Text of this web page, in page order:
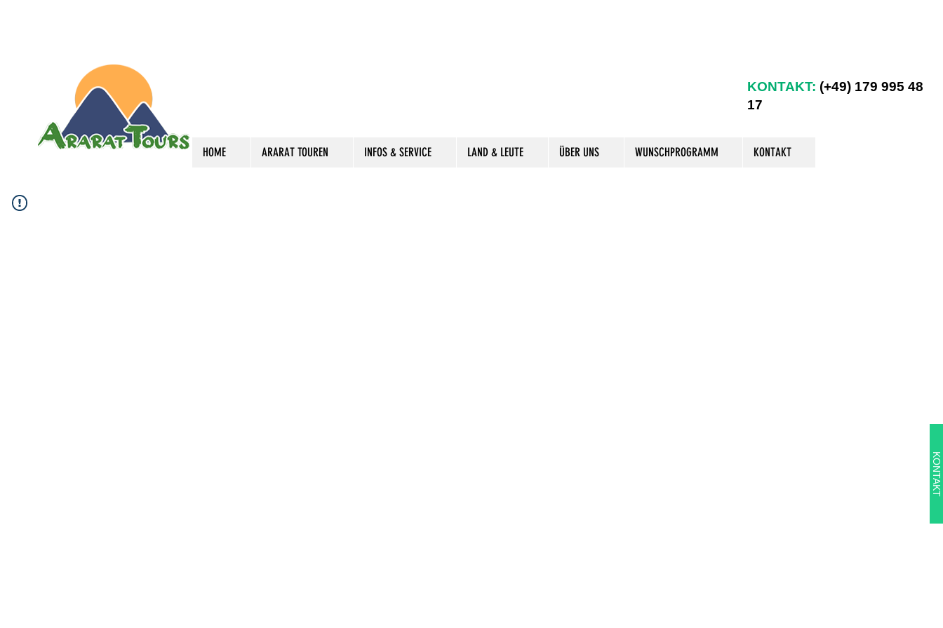
KONTAKT: (+49) 179 995 48
17
HOME ARARAT TOUREN INFOS & SERVICE LAND & LEUTE ÜBER UNS WUNSCHPROGRAMM KONTAKT
KONTAKT